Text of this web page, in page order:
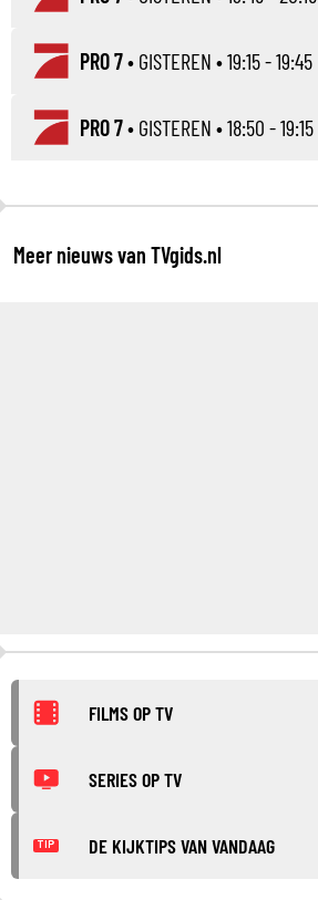
PRO 7• GISTEREN • 19:15 - 19:45
PRO 7• GISTEREN • 18:50 - 19:15
Meer nieuws van TVgids.nl
FILMS OP TV
SERIES OP TV
TIP DE KIJKTIPS VAN VANDAAG